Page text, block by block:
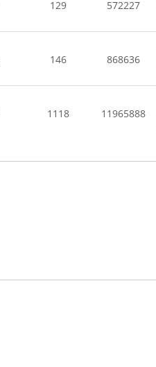
129 572227
146 868636
1118 11965888